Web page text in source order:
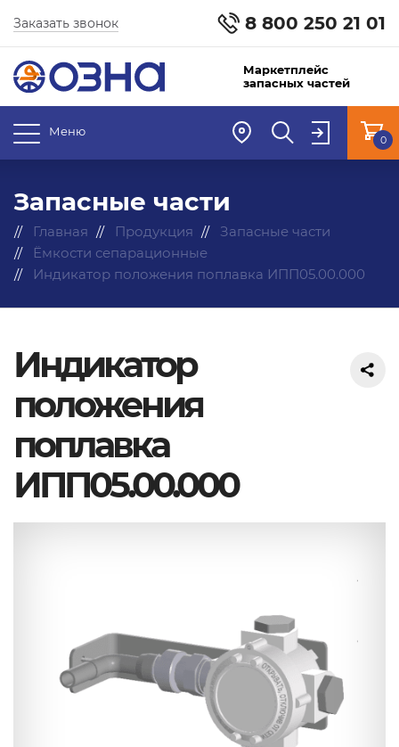
8 800 250 21 01
Заказать звонок
Маркетплейс
запасных частей
Меню
0
Запасные части
Главная Продукция
Запасные части
Ёмкости сепарационные
Индикатор положения поплавка ИПП05.00.000
Индикатор
положения
поплавка
ИПП05.00.000